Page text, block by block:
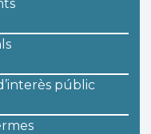
públic